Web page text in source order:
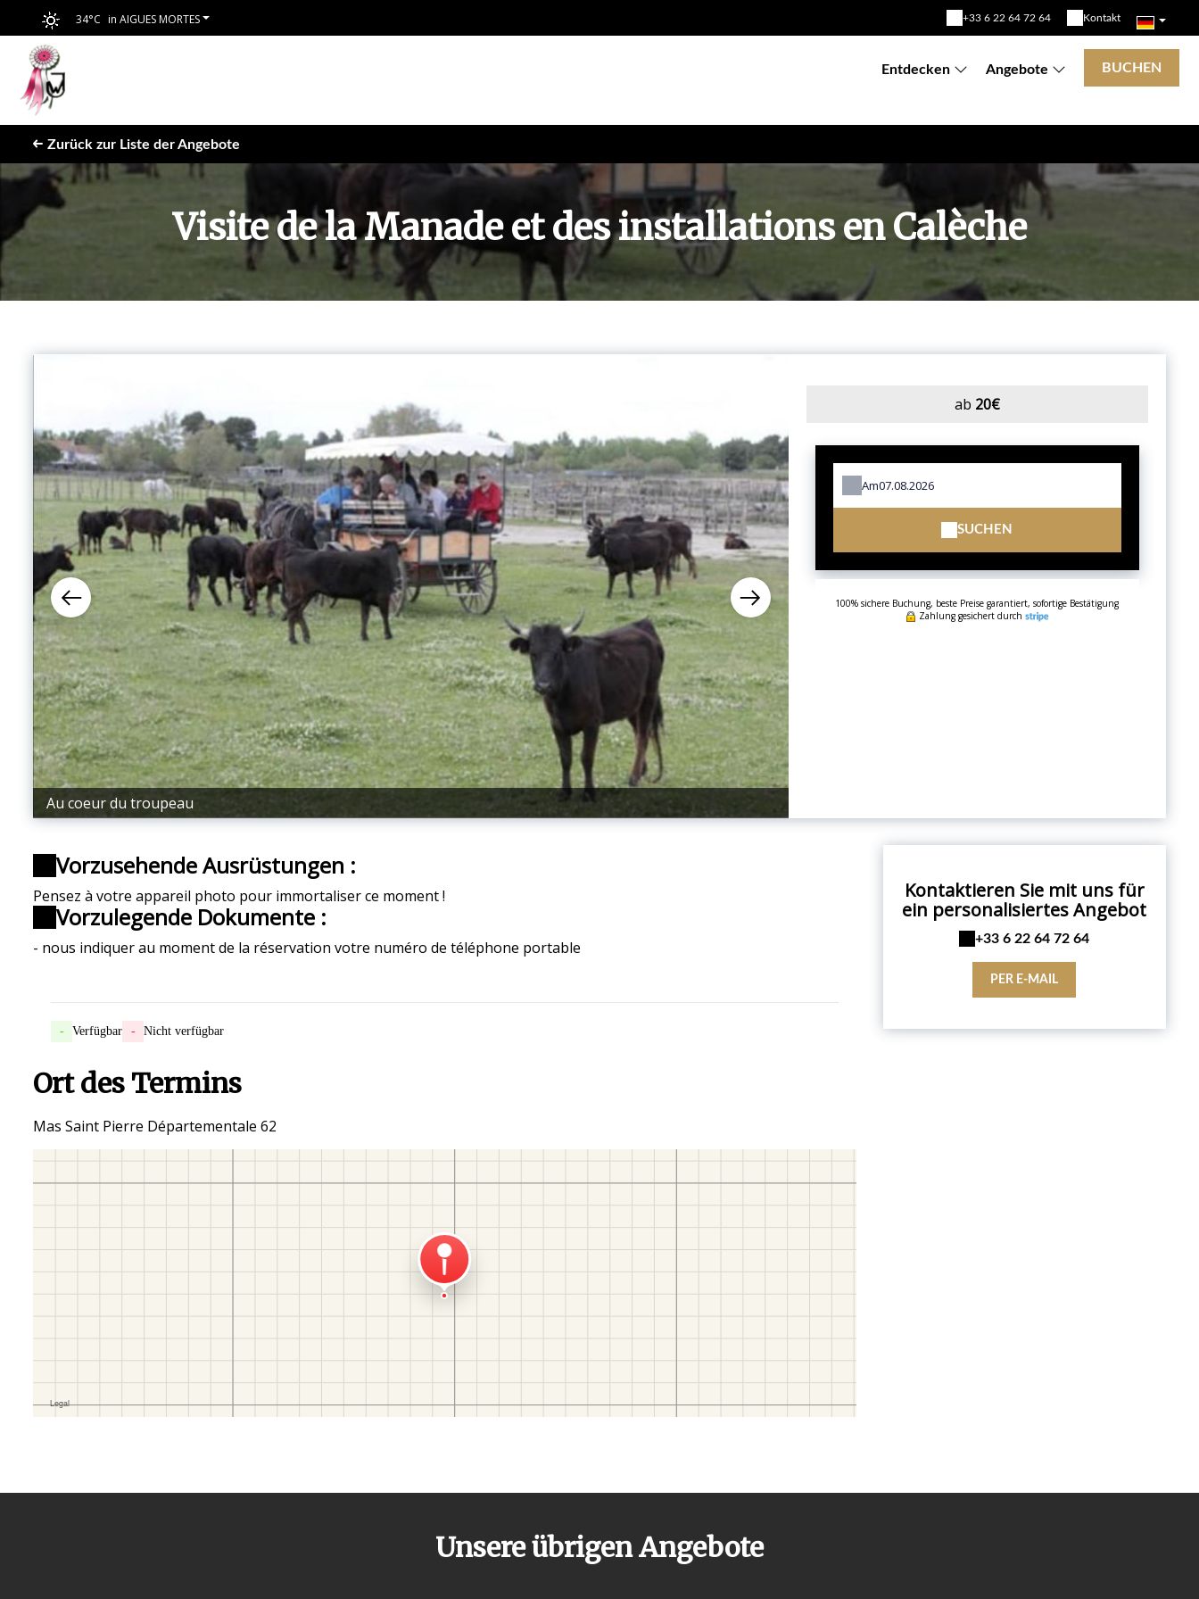
34°C in AIGUES MORTES +33 6 22 64 72 64 Kontakt
BUCHEN
Entdecken Angebote
Zurück zur Liste der Angebote
Visite de la Manade et des installations en Calèche
Au coeur du troupeau
ab 20€
Am
SUCHEN
100% sichere Buchung, beste Preise garantiert, sofortige Bestätigung
Zahlung gesichert durch
Vorzusehende Ausrüstungen :
Pensez à votre appareil photo pour immortaliser ce moment !
Vorzulegende Dokumente :
- nous indiquer au moment de la réservation votre numéro de téléphone portable
- Verfügbar - Nicht verfügbar
Ort des Termins
Mas Saint Pierre Départementale 62
Kontaktieren Sie mit uns für
ein personalisiertes Angebot
+33 6 22 64 72 64
PER E-MAIL
Unsere übrigen Angebote